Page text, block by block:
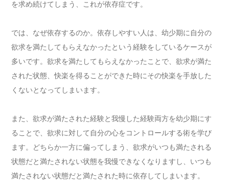
を求め続けてしまう、これが依存症です。
では、なぜ依存するのか。依存しやすい人は、幼少期に自分の
欲求を満たしてもらえなかったという経験をしているケースが
多いです。欲求を満たしてもらえなかったことで、欲求が満た
された状態、快楽を得ることができた時にその快楽を手放した
くないとなってしまいます。
また、欲求が満たされた経験と我慢した経験両方を幼少期にす
ることで、欲求に対して自分の心をコントロールする術を学び
ます。どちらか一方に偏ってしまう、欲求がいつも満たされる
状態だと満たされない状態を我慢できなくなりますし、いつも
満たされない状態だと満たされた時に依存してしまいます。